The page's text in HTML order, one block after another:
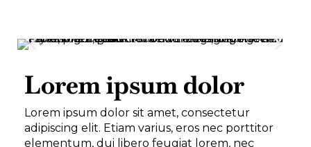
Lorem ipsum dolor
Lorem ipsum dolor sit amet, consectetur
adipiscing elit. Etiam varius, eros nec porttitor
elementum, dui libero feugiat lorem, nec